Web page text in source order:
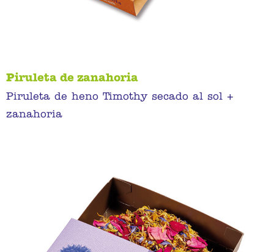
Piruleta de zanahoria
Piruleta de heno Timothy secado al sol +
zanahoria